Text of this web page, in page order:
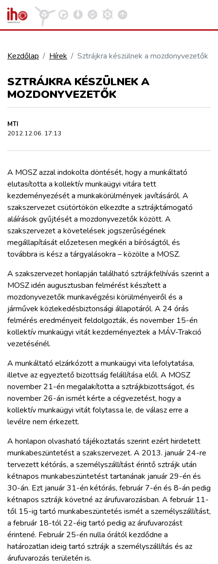
REPÜLÉS
ELLÁTÁSI LÁNC
ZÖLDÚT
HAJÓZÁS
BLOG
ARCHÍVUM
WEBSHOP
BELÉPÉS
REGISZTRÁCIÓ
Kezdőlap Hírek Sztrájkra készülnek a mozdonyvezetők
SZTRÁJKRA KÉSZÜLNEK A
MOZDONYVEZETŐK
MTI
2012.12.06. 17:13
A MOSZ azzal indokolta döntését, hogy a munkáltató
elutasította a kollektív munkaügyi vitára tett
kezdeményezését a munkakörülmények javításáról. A
szakszervezet csütörtökön elkezdte a sztrájktámogató
aláírások gyűjtését a mozdonyvezetők között. A
szakszervezet a követelések jogszerűségének
megállapítását előzetesen megkéri a bíróságtól, és
továbbra is kész a tárgyalásokra – közölte a MOSZ.
A szakszervezet honlapján található sztrájkfelhívás szerint a
MOSZ idén augusztusban felmérést készített a
mozdonyvezetők munkavégzési körülményeiről és a
járművek közlekedésbiztonsági állapotáról. A 24 órás
felmérés eredményeit feldolgozták, és november 15-én
kollektív munkaügyi vitát kezdeményeztek a MÁV-Trakció
vezetésénél.
A munkáltató elzárkózott a munkaügyi vita lefolytatása,
illetve az egyeztető bizottság felállítása elől. A MOSZ
november 21-én megalakította a sztrájkbizottságot, és
november 26-án ismét kérte a cégvezetést, hogy a
kollektív munkaügyi vitát folytassa le, de válasz erre a
levélre nem érkezett.
A honlapon olvasható tájékoztatás szerint ezért hirdetett
munkabeszüntetést a szakszervezet. A 2013. január 24-re
tervezett kétórás, a személyszállítást érintő sztrájk után
kétnapos munkabeszüntetést tartanának január 29-én és
30-án. Ezt január 31-én kétórás, február 7-én és 8-án pedig
kétnapos sztrájk követné az árufuvarozásban. A február 11-
től 15-ig tartó munkabeszüntetés ismét a személyszállítást,
a február 18-tól 22-éig tartó pedig az árufuvarozást
érintené. Február 25-én nulla órától kezdődne a
határozatlan ideig tartó sztrájk a személyszállítás és az
árufuvarozás területén is.